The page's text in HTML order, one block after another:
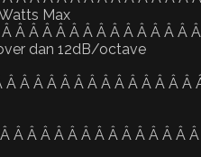
Max
Â Â Â Â Â Â Â Â Â Â Â Â Â
dan 12dB/octave
Â Â Â Â Â Â Â Â Â Â Â Â Â
Â Â Â Â Â Â Â Â Â Â Â Â Â